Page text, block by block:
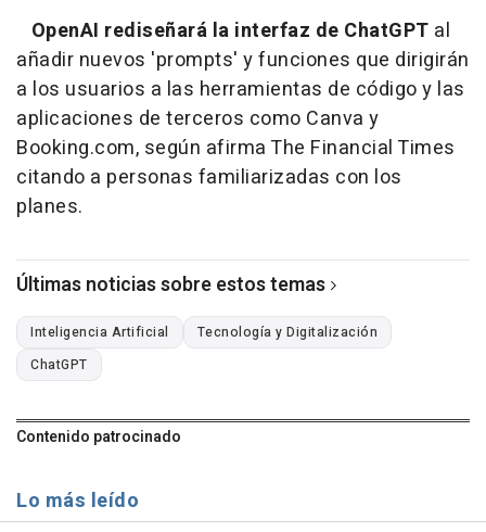
OpenAI rediseñará la interfaz de ChatGPT al
añadir nuevos 'prompts' y funciones que dirigirán
a los usuarios a las herramientas de código y las
aplicaciones de terceros como Canva y
Booking.com, según afirma The Financial Times
citando a personas familiarizadas con los
planes.
Últimas noticias sobre estos temas
Inteligencia Artificial
Tecnología y Digitalización
ChatGPT
Contenido patrocinado
Lo más leído